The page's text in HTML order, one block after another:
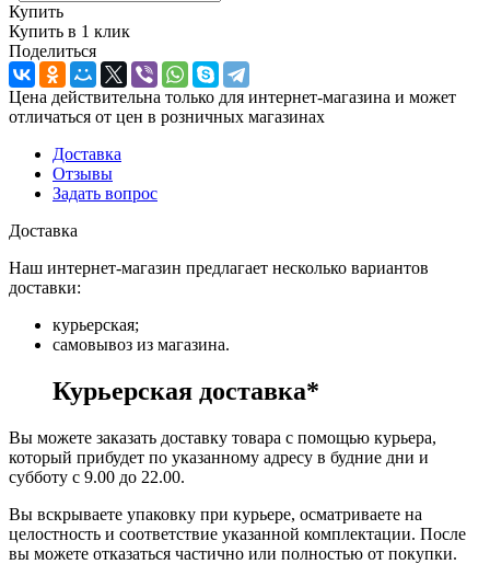
Купить
Купить в 1 клик
Поделиться
Цена действительна только для интернет-магазина и может
отличаться от цен в розничных магазинах
Доставка
Отзывы
Задать вопрос
Доставка
Наш интернет-магазин предлагает несколько вариантов
доставки:
курьерская;
самовывоз из магазина.
Курьерская доставка*
Вы можете заказать доставку товара с помощью курьера,
который прибудет по указанному адресу в будние дни и
субботу с 9.00 до 22.00.
Вы вскрываете упаковку при курьере, осматриваете на
целостность и соответствие указанной комплектации. После
вы можете отказаться частично или полностью от покупки.